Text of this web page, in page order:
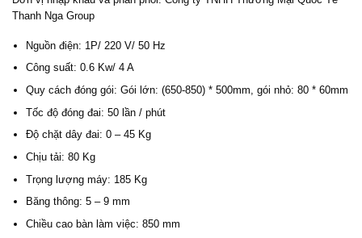
Thanh Nga Group
Nguồn điện: 1P/ 220 V/ 50 Hz
Công suất: 0.6 Kw/ 4 A
Quy cách đóng gói: Gói lớn: (650-850) * 500mm, gói nhỏ: 80 * 60mm
Tốc độ đóng đai: 50 lần / phút
Độ chặt dây đai: 0 – 45 Kg
Chịu tải: 80 Kg
Trọng lượng máy: 185 Kg
Băng thông: 5 – 9 mm
Chiều cao bàn làm việc: 850 mm